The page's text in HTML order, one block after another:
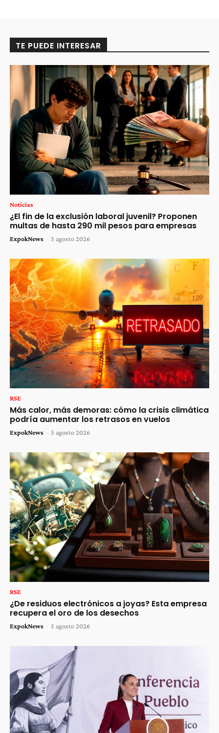
TE PUEDE INTERESAR
Noticias
¿El fin de la exclusión laboral juvenil? Proponen
multas de hasta 290 mil pesos para empresas
ExpokNews - 5 agosto 2026
RSE
Más calor, más demoras: cómo la crisis climática
podría aumentar los retrasos en vuelos
ExpokNews - 5 agosto 2026
RSE
¿De residuos electrónicos a joyas? Esta empresa
recupera el oro de los desechos
ExpokNews - 5 agosto 2026